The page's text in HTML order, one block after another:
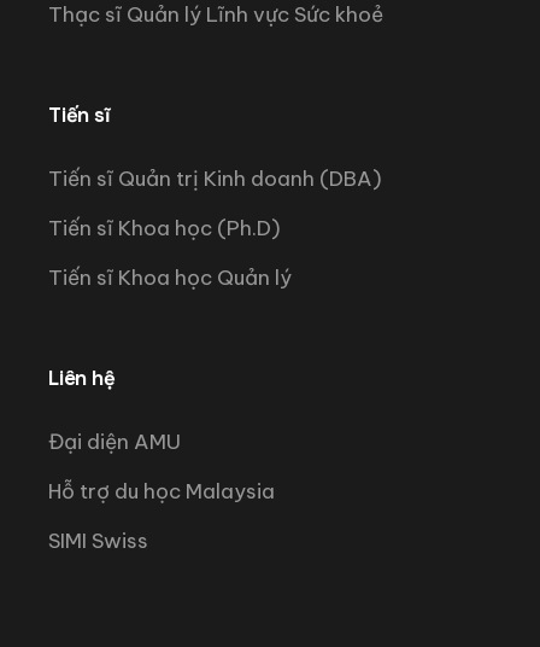
Thạc sĩ Quản lý Lĩnh vực Sức khoẻ
Tiến sĩ
Tiến sĩ Quản trị Kinh doanh (DBA)
Tiến sĩ Khoa học (Ph.D)
Tiến sĩ Khoa học Quản lý
Liên hệ
Đại diện AMU
Hỗ trợ du học Malaysia
SIMI Swiss